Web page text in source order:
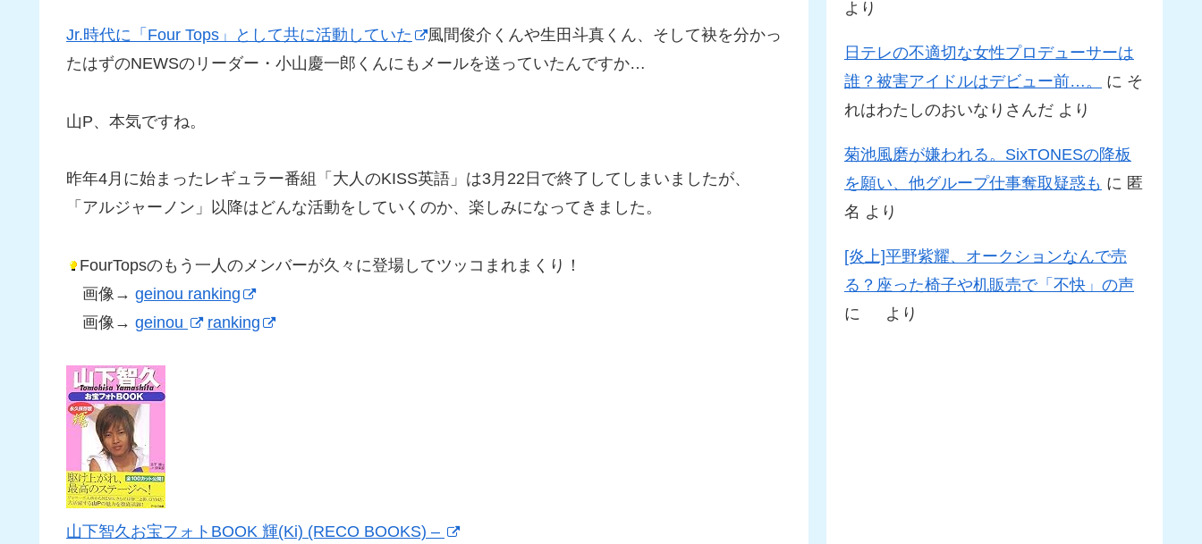
Jr.時代に「Four Tops」として共に活動していた
風間俊介くんや生田斗真くん、そして袂を分かっ
たはずのNEWSのリーダー・小山慶一郎くんにもメールを送っていたんですか…
山P、本気ですね。
昨年4月に始まったレギュラー番組「大人のKISS英語」は3月22日で終了してしまいましたが、
「アルジャーノン」以降はどんな活動をしていくのか、楽しみになってきました。
FourTopsのもう一人のメンバーが久々に登場してツッコまれまくり！
画像→ geinou ranking
画像→ geinou ranking
山下智久お宝フォトBOOK 輝(Ki) (RECO BOOKS) –
より
日テレの不適切な女性プロデューサーは
誰？被害アイドルはデビュー前…。
に そ
れはわたしのおいなりさんだ より
菊池風磨が嫌われる。SixTONESの降板
を願い、他グループ仕事奪取疑惑も に 匿
名 より
[炎上]平野紫耀、オークションなんで売
る？座った椅子や机販売で「不快」の声
に
より